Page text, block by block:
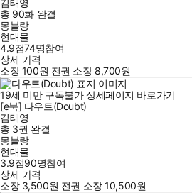
김태영
총 90화 완결
몽블랑
현대물
4.9점74명참여
상세 가격
소장100원 전권 소장 8,700원
19세 미만 구독불가 상세페이지 바로가기
[e북] 다우트(Doubt)
김태영
총 3권 완결
몽블랑
현대물
3.9점90명참여
상세 가격
소장 3,500원 전권 소장10,500원